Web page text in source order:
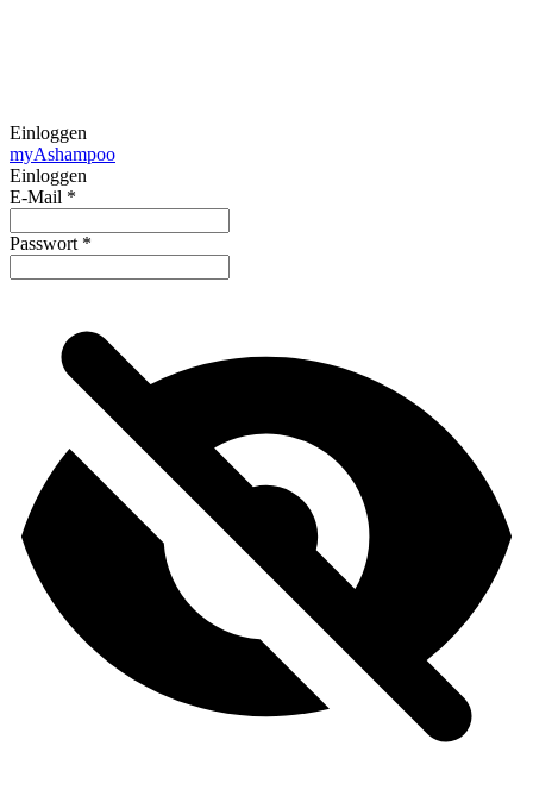
Einloggen
myAshampoo
Einloggen
E-Mail *
Passwort *